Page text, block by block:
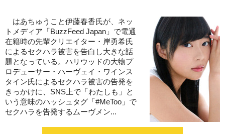
はあちゅうこと伊藤春香氏が、ネッ
トメディア「BuzzFeed Japan」で電通
在籍時の先輩クリエイター・岸勇希氏
によるセクハラ被害を告白し大きな話
題となっている。ハリウッドの大物プ
ロデューサー・ハーヴェイ・ワインス
タイン氏によるセクハラ被害の告発を
きっかけに、SNS上で「わたしも」と
いう意味のハッシュタグ「#MeToo」で
セクハラを告発するムーヴメン...